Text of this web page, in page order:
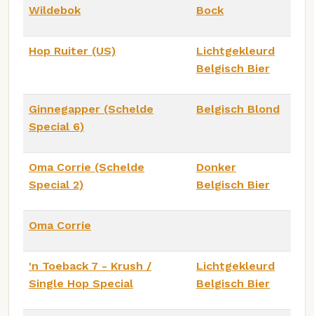
Wildebok Bock
Hop Ruiter (US)
Lichtgekleurd
Belgisch Bier
Ginnegapper (Schelde
Special 6)
Belgisch Blond
Oma Corrie (Schelde
Special 2)
Donker
Belgisch Bier
Oma Corrie
'n Toeback 7 - Krush /
Single Hop Special
Lichtgekleurd
Belgisch Bier